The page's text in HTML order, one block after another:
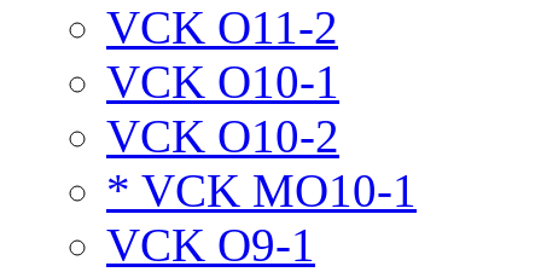
VCK O11-2
VCK O10-1
VCK O10-2
* VCK MO10-1
VCK O9-1